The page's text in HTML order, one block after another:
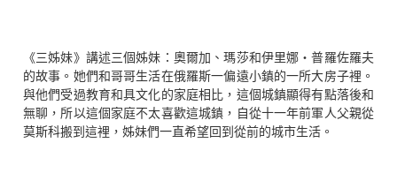
《三姊妹》講述三個姊妹：奧爾加、瑪莎和伊里娜・普羅佐羅夫
的故事。她們和哥哥生活在俄羅斯一偏遠小鎮的一所大房子裡。
與他們受過教育和具文化的家庭相比，這個城鎮顯得有點落後和
無聊，所以這個家庭不太喜歡這城鎮，自從十一年前軍人父親從
莫斯科搬到這裡，姊妹們一直希望回到從前的城市生活。